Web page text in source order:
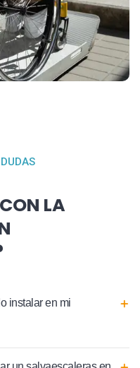
LA
instalar en mi